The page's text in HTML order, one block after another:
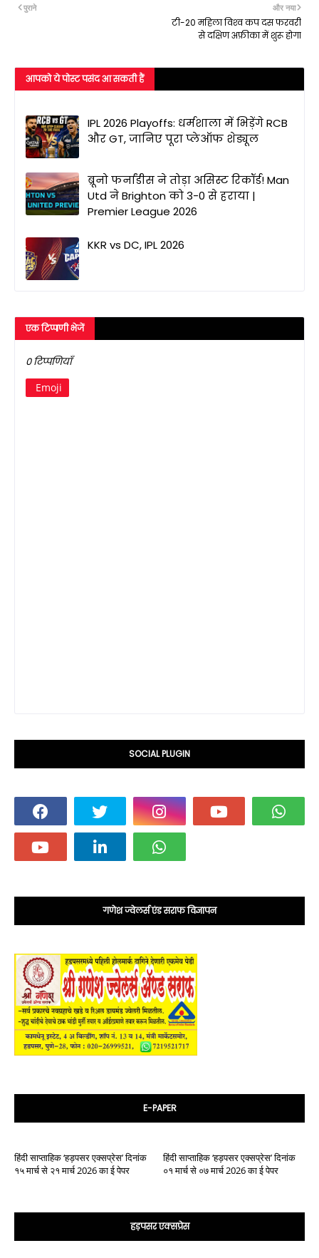
और नया
टी-20 महिला विश्‍व कप दस फरवरी
से दक्षिण अफ्रीका में शुरू होगा
पुराने
आपको ये पोस्ट पसंद आ सकती हैं
IPL 2026 Playoffs: धर्मशाला में भिड़ेंगे RCB
और GT, जानिए पूरा प्लेऑफ शेड्यूल
ब्रूनो फर्नांडीस ने तोड़ा असिस्ट रिकॉर्ड! Man
Utd ने Brighton को 3-0 से हराया |
Premier League 2026
KKR vs DC, IPL 2026
एक टिप्पणी भेजें
0 टिप्पणियाँ
Emoji
SOCIAL PLUGIN
गणेश ज्वेलर्स एंड सराफ विज्ञापन
E-PAPER
हिंदी साप्ताहिक ‘हड़पसर एक्सप्रेस’ दिनांक
१५ मार्च से २१ मार्च 2026 का ई पेपर
हिंदी साप्ताहिक ‘हड़पसर एक्सप्रेस’ दिनांक
०१ मार्च से ०७ मार्च 2026 का ई पेपर
हड़पसर एक्सप्रेस